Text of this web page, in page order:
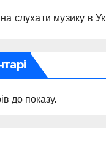
слухати музику в
до показу.